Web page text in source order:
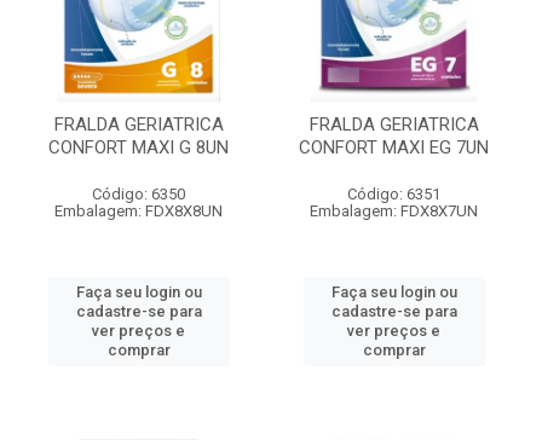
FRALDA GERIATRICA
CONFORT MAXI G 8UN
Código: 6350
Embalagem: FDX8X8UN
Faça seu login ou
cadastre-se para
ver preços e
comprar
FRALDA GERIATRICA
CONFORT MAXI EG 7UN
Código: 6351
Embalagem: FDX8X7UN
Faça seu login ou
cadastre-se para
ver preços e
comprar